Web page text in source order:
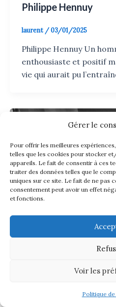
Gérer le
Pour offrir les meilleures
telles que les cookies pour stocker
appareils. Le fait de consentir à ces
traiter des données telles que le
uniques sur ce site. Le fait de ne pas
consentement peut avoir un effet
et fonctions.
Voir les
Politique
Philippe Hennuy
laurent /03/01/2025
Philippe Hennuy Un
enthousiaste et positif
vie qui aurait pu